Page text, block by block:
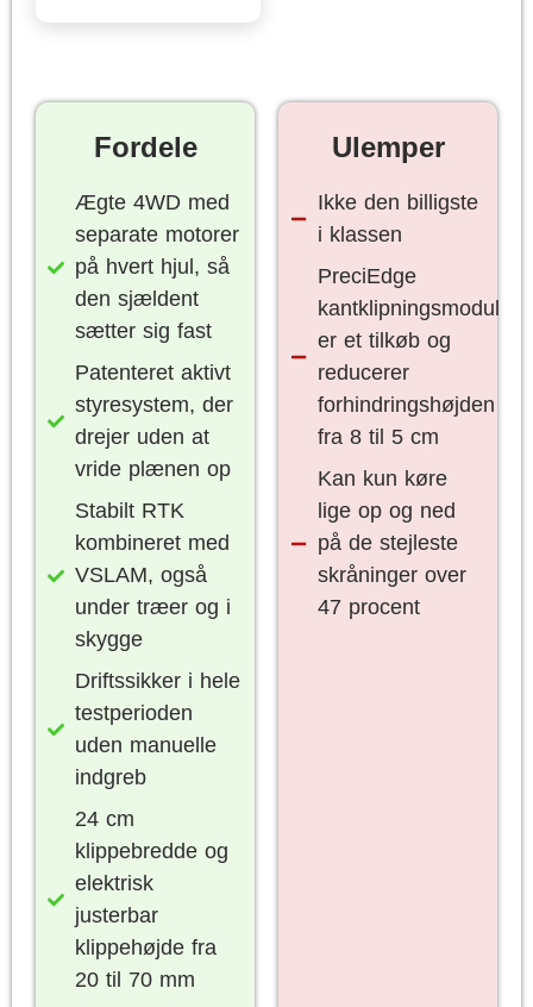
Fordele
Ægte 4WD med
separate motorer
på hvert hjul, så
den sjældent
sætter sig fast
Patenteret aktivt
styresystem, der
drejer uden at
vride plænen op
Stabilt RTK
kombineret med
VSLAM, også
under træer og i
skygge
Driftssikker i hele
testperioden
uden manuelle
indgreb
24 cm
klippebredde og
elektrisk
justerbar
klippehøjde fra
20 til 70 mm
Ulemper
Ikke den billigste
i klassen
PreciEdge
kantklipningsmodul
er et tilkøb og
reducerer
forhindringshøjden
fra 8 til 5 cm
Kan kun køre
lige op og ned
på de stejleste
skråninger over
47 procent